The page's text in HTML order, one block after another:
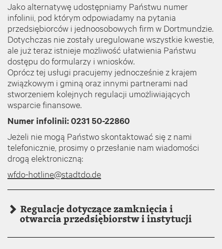
Jako alternatywę udostępniamy Państwu numer
infolinii, pod którym odpowiadamy na pytania
przedsiębiorców i jednoosobowych firm w Dortmundzie.
Dotychczas nie zostały uregulowane wszystkie kwestie,
ale już teraz istnieje możliwość ułatwienia Państwu
dostępu do formularzy i wniosków.
Oprócz tej usługi pracujemy jednocześnie z krajem
związkowym i gminą oraz innymi partnerami nad
stworzeniem kolejnych regulacji umożliwiających
wsparcie finansowe.
Numer infolinii: 0231 50-22860
Jeżeli nie mogą Państwo skontaktować się z nami
telefonicznie, prosimy o przesłanie nam wiadomości
drogą elektroniczną:
wfdo-hotline@stadtdo.de
Regulacje dotyczące zamknięcia i
otwarcia przedsiębiorstw i instytucji